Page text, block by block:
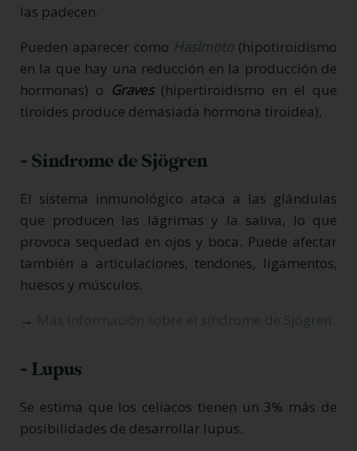
las padecen.
Pueden aparecer como Hasimoto(hipotiroidismo
en la que hay una reducción en la producción de
hormonas) o Graves(hipertiroidismo en el que
tiroides produce demasiada hormona tiroidea),
- Síndrome de Sjögren
El sistema inmunológico ataca a las glándulas
que producen las lágrimas y la saliva, lo que
provoca sequedad en ojos y boca. Puede afectar
también a articulaciones, tendones, ligamentos,
huesos y músculos.
→ Más información sobre el síndrome de Sjögren.
- Lupus
Se estima que los celiacos tienen un 3% más de
posibilidades de desarrollar lupus.